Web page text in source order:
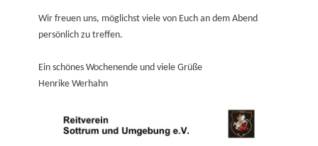
Wir freuen uns, möglichst viele von Euch an dem Abend
persönlich zu treffen.
Ein schönes Wochenende und viele Grüße
Henrike Werhahn